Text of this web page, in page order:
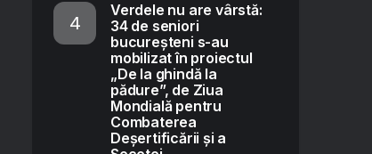
Verdele nu are vârstă:
34 de seniori
bucureșteni s-au
mobilizat în proiectul
„De la ghindă la
pădure”, de Ziua
Mondială pentru
Combaterea
Deșertificării și a